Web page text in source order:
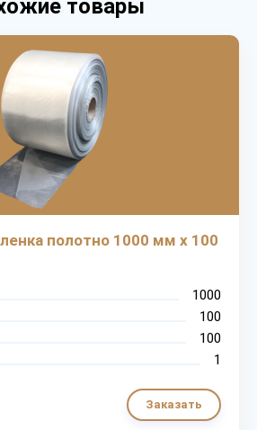
товары
полотно 1000 мм х 100
1000
100
100
1
Заказать